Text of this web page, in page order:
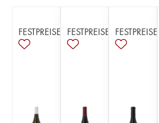
FESTPREISE FESTPREISE FESTPREISE